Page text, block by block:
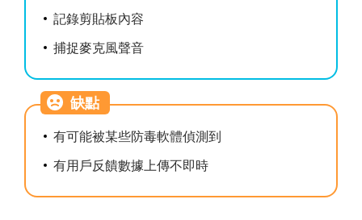
記錄剪貼板內容
捕捉麥克風聲音
缺點
有可能被某些防毒軟體偵測到
有用戶反饋數據上傳不即時